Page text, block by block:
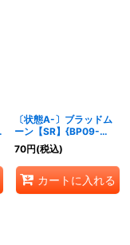
〔状態A-〕ブラッドム
ーン【SR】{BP09-
079}《ナイトメア》
70円(税込)
カートに入れる